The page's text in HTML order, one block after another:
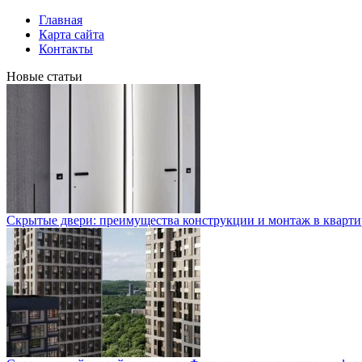
Главная
Карта сайта
Контакты
Новые статьи
Скрытые двери: преимущества конструкции и монтаж в